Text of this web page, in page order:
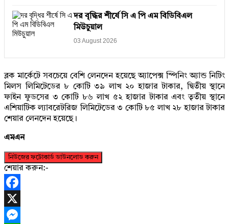
দর বৃদ্ধির শীর্ষে সি এ পি এম বিডিবিএল
মিউচুয়াল
03 August 2026
ব্লক মার্কেটে সবচেয়ে বেশি লেনদেন হয়েছে অ্যাপেক্স স্পিনিং অ্যান্ড নিটিং
মিলস লিমিটেডের ৮ কোটি ৩৯ লাখ ২০ হাজার টাকার, দ্বিতীয় স্থানে
ফাইন ফুডসের ৩ কোটি ৮৬ লাখ ৫২ হাজার টাকার এবং তৃতীয় স্থানে
এশিয়াটিক ল্যাবরেটরিজ লিমিটেডের ৩ কোটি ৮৫ লাখ ২৮ হাজার টাকার
শেয়ার লেনদেন হয়েছে।
এমএন
নিউজের ফটোকার্ড ডাউনলোড করুন
শেয়ার করুন:-
Facebook
X